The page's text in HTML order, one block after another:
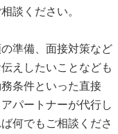
談ください。
準備、面接対策など
えしたいことなども
条件といった直接
パートナーが代行し
何でもご相談くださ